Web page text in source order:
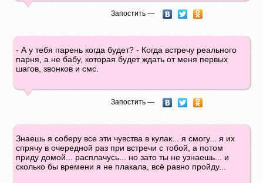
Запостить —
- А у тебя парень когда будет? - Когда встречу реального
парня, а не бабу, которая будет ждать от меня первых
шагов, звонков и смс.
Запостить —
Знаешь я соберу все эти чувства в кулак... я смогу... я их
спрячу в очередной раз при встречи с тобой, а потом
приду домой... расплачусь... но зато ты не узнаешь... и
сколько бы времени я не плакала, всё равно пройду...